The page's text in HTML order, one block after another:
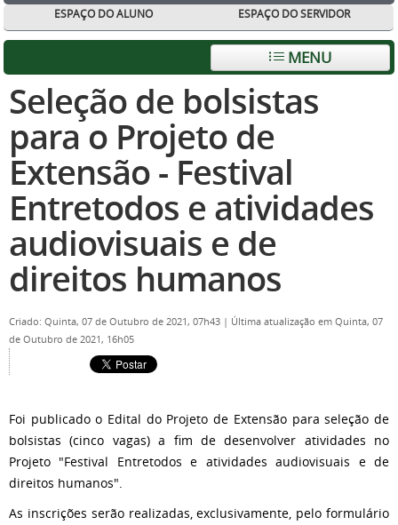
ESPAÇO DO ALUNO
ESPAÇO DO SERVIDOR
MENU
Seleção de bolsistas
para o Projeto de
Extensão - Festival
Entretodos e atividades
audiovisuais e de
direitos humanos
Criado: Quinta, 07 de Outubro de 2021, 07h43 | Última atualização em Quinta, 07
de Outubro de 2021, 16h05
Foi publicado o Edital do Projeto de Extensão para seleção de
bolsistas (cinco vagas) a fim de desenvolver atividades no
Projeto "Festival Entretodos e atividades audiovisuais e de
direitos humanos".
As inscrições serão realizadas, exclusivamente, pelo formulário